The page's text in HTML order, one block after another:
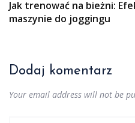
Jak trenować na bieżni:
maszynie do joggingu
Dodaj komentarz
Your email address will not be